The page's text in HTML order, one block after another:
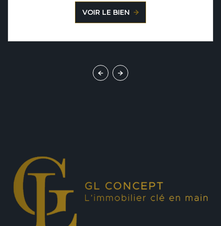
VOIR LE BIEN